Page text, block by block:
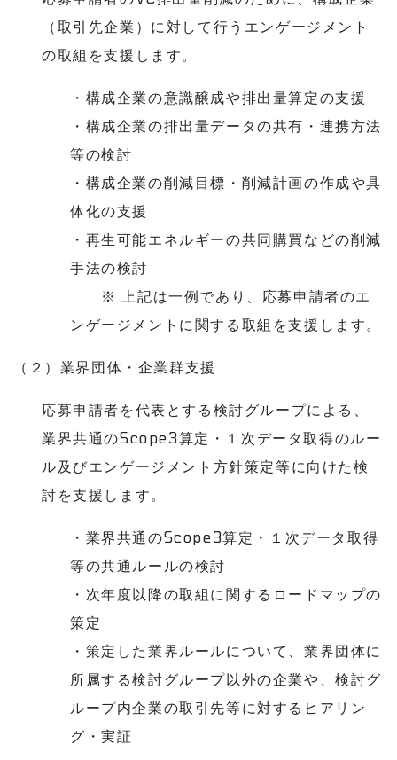
（取引先企業）に対して行うエンゲージメント
の取組を支援します。
・ 構成企業の意識醸成や排出量算定の支援
・構成企業の排出量データの共有・連携方法
等の検討
・構成企業の削減目標・削減計画の作成や具
体化の支援
・再生可能エネルギーの共同購買などの削減
手法の検討
※
上記は一例であり、応募申請者のエ
ンゲージメントに関する取組を支援します。
（２）業界団体・企業群支援
応募申請者を代表とする検討グループによる、
業界共通のScope3算定・１次データ取得のルー
ル及びエンゲージメント方針策定等に向けた検
討を支援します。
・業界共通のScope3算定・１次データ取得
等の共通ルールの検討
・次年度以降の取組に関するロードマップの
策定
・策定した業界ルールについて、業界団体に
所属する検討グループ以外の企業や、検討グ
ループ内企業の取引先等に対するヒアリン
グ・実証